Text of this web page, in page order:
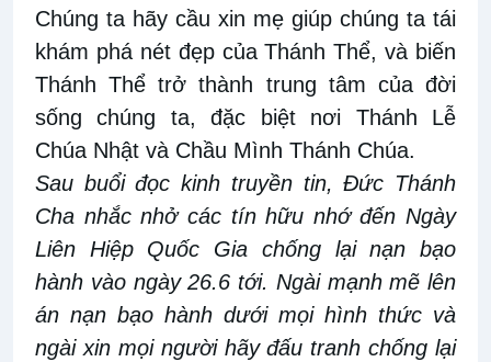
Chúng ta hãy cầu xin mẹ giúp chúng ta tái
khám phá nét đẹp của Thánh Thể, và biến
Thánh Thể trở thành trung tâm của đời
sống chúng ta, đặc biệt nơi Thánh Lễ
Chúa Nhật và Chầu Mình Thánh Chúa.
Sau buổi đọc kinh truyền tin, Đức Thánh
Cha nhắc nhở các tín hữu nhớ đến Ngày
Liên Hiệp Quốc Gia chống lại nạn bạo
hành vào ngày 26.6 tới. Ngài mạnh mẽ lên
án nạn bạo hành dưới mọi hình thức và
ngài xin mọi người hãy đấu tranh chống lại